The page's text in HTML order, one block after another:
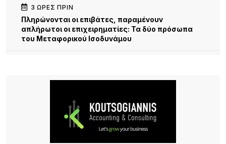
3 ΏΡΕΣ ΠΡΙΝ
Πληρώνονται οι επιβάτες, παραμένουν
απλήρωτοι οι επιχειρηματίες: Τα δύο πρόσωπα
του Μεταφορικού Ισοδυνάμου
5 ΏΡΕΣ ΠΡΙΝ
Πρωτοφανές περιστατικό στον Μούδρο: Τρεις